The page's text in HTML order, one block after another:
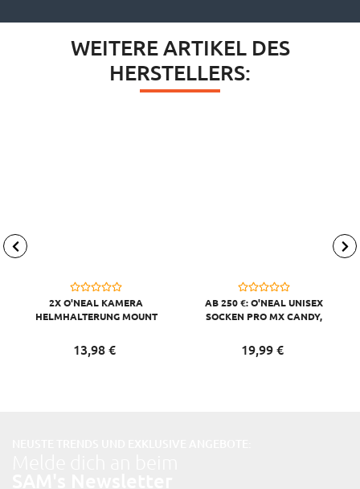
WEITERE ARTIKEL DES
HERSTELLERS:
2X O'NEAL KAMERA
HELMHALTERUNG MOUNT
SCHWARZ
13,98 €
AB 250 €: O'NEAL UNISEX
SOCKEN PRO MX CANDY,
19,99 €